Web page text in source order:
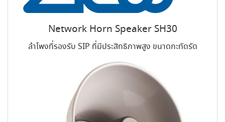
Network Horn Speaker SH30
ลำโพงที่รองรับ SIP ที่มีประสิทธิภาพสูง ขนาดกะทัดรัด